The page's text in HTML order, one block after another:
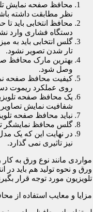
محافظ صفحه نمایش
نظر مطابقت داشته
محافظ انتخابی باید
دستگاه فشاری وارد
گلس انتخابی باید به
تار شدن تصویر نشود.
بهترین مارک محافظ
وصل شود.
کیفیت محافظ صفحه
روی عملکرد ریموت
یک محافظ صفحه
شفافیت نمایش
نباید محافظ صفحه
گلس محافظ نمایشگر
در نهایت این که یک
نیز تاثیری نمی گذارد.
مواردی مانند نوع ورق به
ورق و نحوه تولید هم باید
تلویزیون مورد توجه قرار
مزایا و معایب استفاده از